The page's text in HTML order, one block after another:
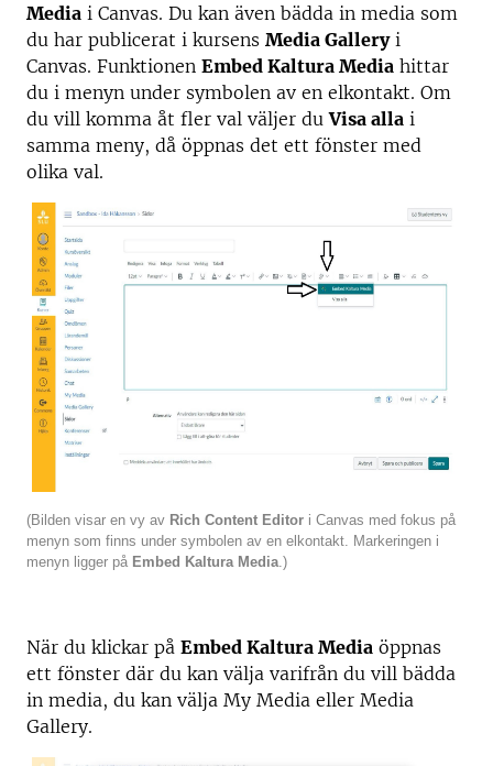
Media i Canvas. Du kan även bädda in media som
du har publicerat i kursens Media Galleryi
Canvas. Funktionen Embed Kaltura Media hittar
du i menyn under symbolen av en elkontakt. Om
du vill komma åt fler val väljer duVisa alla i
samma meny, då öppnas det ett fönster med
olika val.
(Bilden visar en vy av Rich Content Editor i Canvas med fokus på
menyn som finns under symbolen av en elkontakt. Markeringen i
menyn ligger på Embed Kaltura Media.)
När du klickar på Embed Kaltura Media öppnas
ett fönster där du kan välja varifrån du vill bädda
in media, du kan välja My Media eller Media
Gallery.